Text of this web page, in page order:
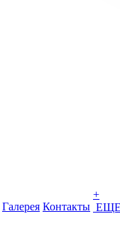
Галерея Контакты
+